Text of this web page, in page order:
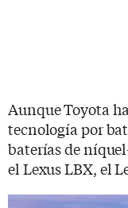
Aunque Toyota
tecnología por
baterías de
el Lexus LBX, el